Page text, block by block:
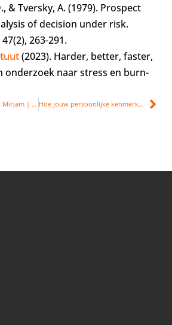
& Tversky, A. (1979). Prospect
of decision under risk.
47(2), 263-291.
(2023). Harder, better, faster,
onderzoek naar stress en burn-
Burn-out ervaring van Mirjam | overbelasting en teleurstelling Hoe jouw persoonlijke kenmerken naar een burn-out leiden